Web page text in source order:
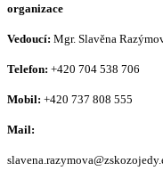
organizace
Vedoucí: Mgr. Slavěna
Telefon: +420 704 538 706
Mobil: +420 737 808 555
Mail: